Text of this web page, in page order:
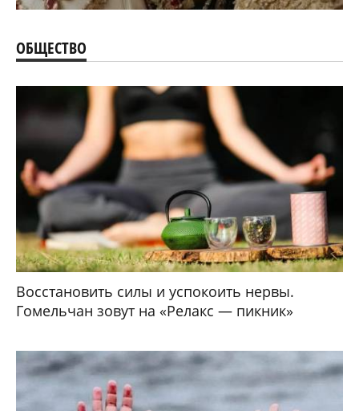
ОБЩЕСТВО
Восстановить силы и успокоить нервы.
Гомельчан зовут на «Релакс — пикник»